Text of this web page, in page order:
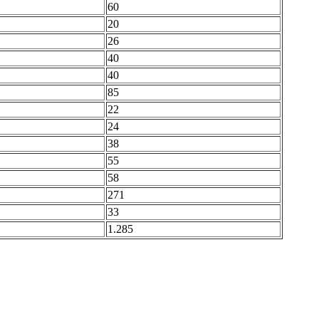
60
20
26
40
40
85
22
24
38
55
58
271
33
1.285